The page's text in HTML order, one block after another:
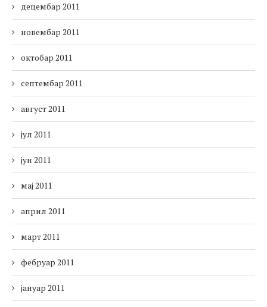
децембар 2011
новембар 2011
октобар 2011
септембар 2011
август 2011
јул 2011
јун 2011
мај 2011
април 2011
март 2011
фебруар 2011
јануар 2011